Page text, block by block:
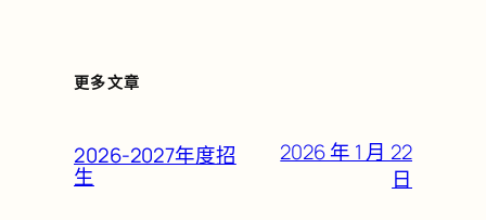
更多文章
2026-2027年度招
生
2026 年 1 月 22
日